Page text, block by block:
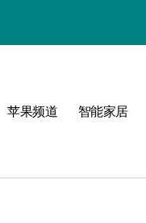
苹果频道 智能家居